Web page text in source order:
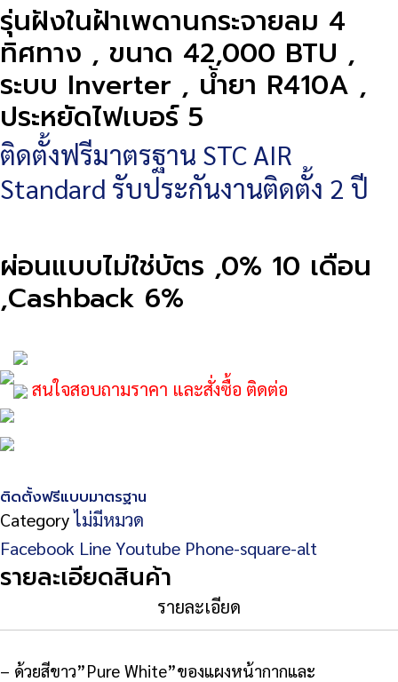
รุ่นฝังในฝ้าเพดานกระจายลม 4
ทิศทาง , ขนาด 42,000 BTU ,
ระบบ Inverter , น้ำยา R410A ,
ประหยัดไฟเบอร์ 5
ติดตั้งฟรีมาตรฐาน STC AIR
Standard รับประกันงานติดตั้ง 2 ปี
ผ่อนแบบไม่ใช่บัตร ,0% 10 เดือน
,Cashback 6%
สนใจสอบถามราคา และสั่งซื้อ ติดต่อ
ติดตั้งฟรีแบบมาตรฐาน
Categoryไม่มีหมวด
Facebook LineYoutube Phone-square-alt
รายละเอียดสินค้า
รายละเอียด
– ด้วยสีขาว”Pure White”ของแผงหน้ากากและ